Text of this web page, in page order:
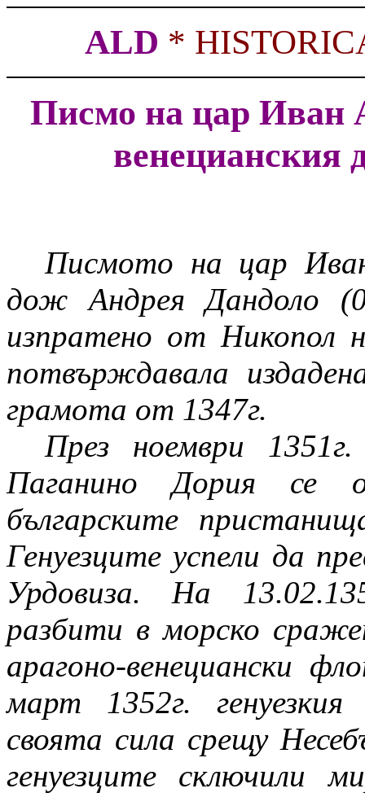
ALD *
Писмо на цар Иван
венецианския
Писмото на цар Иван
дож Андрея Дандоло
изпратено от Никопол
потвърждавала
грамота от 1347г.
През ноември
Паганино Дория се
българските
Генуезците успели да
Урдовиза. На
разбити в морско
арагоно-венециански
март 1352г.
своята сила срещу
генуезците сключили